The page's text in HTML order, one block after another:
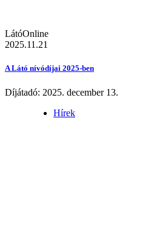
LátóOnline
2025.11.21
A Látó nívódíjai 2025-ben
Díjátadó: 2025. december 13.
Hírek